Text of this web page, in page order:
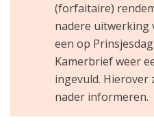
(forfaitaire)
nadere uitwerking
een op
Kamerbrief weer
ingevuld.
nader informeren.